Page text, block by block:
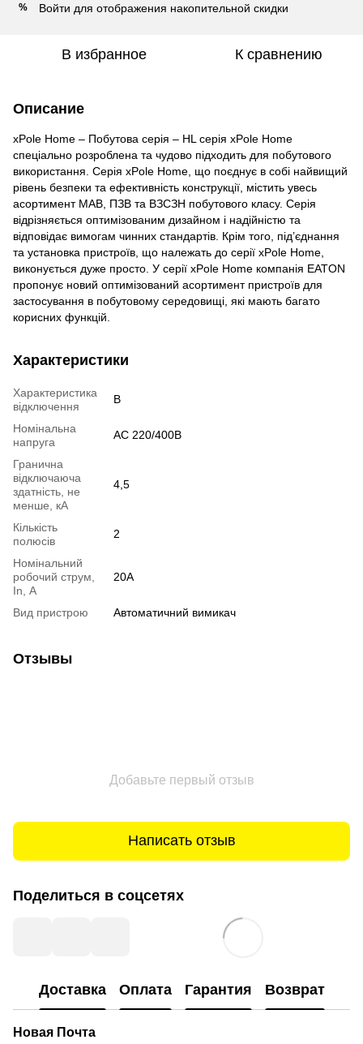
% Войти для отображения накопительной скидки
В избранное К сравнению
Описание
xPole Home – Побутова серія – HL серія xPole Home
спеціально розроблена та чудово підходить для побутового
використання. Серія xPole Home, що поєднує в собі найвищий
рівень безпеки та ефективність конструкції, містить увесь
асортимент МАВ, ПЗВ та ВЗСЗН побутового класу. Серія
відрізняється оптимізованим дизайном і надійністю та
відповідає вимогам чинних стандартів. Крім того, під’єднання
та установка пристроїв, що належать до серії xPole Home,
виконується дуже просто. У серії xPole Home компанія EATON
пропонує новий оптимізований асортимент пристроїв для
застосування в побутовому середовищі, які мають багато
корисних функцій.
Характеристики
Характеристика
відключення
B
Номінальна
напруга
AC 220/400B
Гранична
відключаюча
здатність, не
менше, кА
4,5
Кількість
полюсів
2
Номінальний
робочий струм,
In, А
20А
Вид пристрою Автоматичний вимикач
Отзывы
Добавьте первый отзыв
Написать отзыв
Поделиться в соцсетях
Доставка Оплата Гарантия Возврат
Новая Почта